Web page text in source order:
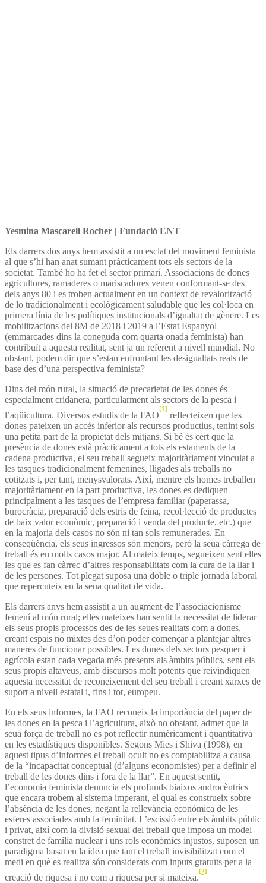
Yesmina Mascarell Rocher | Fundació ENT
Els darrers dos anys hem assistit a un esclat del moviment feminista
al que s’hi han anat sumant pràcticament tots els sectors de la
societat. També ho ha fet el sector primari. Associacions de dones
agricultores, ramaderes o mariscadores venen conformant-se des
dels anys 80 i es troben actualment en un context de revalorització
de lo tradicionalment i ecològicament saludable que les col·loca en
primera línia de les polítiques institucionals d’igualtat de gènere. Les
mobilitzacions del 8M de 2018 i 2019 a l’Estat Espanyol
(emmarcades dins la coneguda com quarta onada feminista) han
contribuït a aquesta realitat, sent ja un referent a nivell mundial. No
obstant, podem dir que s’estan enfrontant les desigualtats reals de
base des d’una perspectiva feminista?
Dins del món rural, la situació de precarietat de les dones és
especialment cridanera, particularment als sectors de la pesca i
l’aqüicultura. Diversos estudis de la FAO
[1]
reflecteixen que les
dones pateixen un accés inferior als recursos productius, tenint sols
una petita part de la propietat dels mitjans. Si bé és cert que la
presència de dones està pràcticament a tots els estaments de la
cadena productiva, el seu treball segueix majoritàriament vinculat a
les tasques tradicionalment femenines, lligades als treballs no
cotitzats i, per tant, menysvalorats. Així, mentre els homes treballen
majoritàriament en la part productiva, les dones es dediquen
principalment a les tasques de l’empresa familiar (paperassa,
burocràcia, preparació dels estris de feina, recol·lecció de productes
de baix valor econòmic, preparació i venda del producte, etc.) que
en la majoria dels casos no són ni tan sols remunerades. En
conseqüència, els seus ingressos són menors, però la seua càrrega de
treball és en molts casos major. Al mateix temps, segueixen sent elles
les que es fan càrrec d’altres responsabilitats com la cura de la llar i
de les persones. Tot plegat suposa una doble o triple jornada laboral
que repercuteix en la seua qualitat de vida.
Els darrers anys hem assistit a un augment de l’associacionisme
femení al món rural; elles mateixes han sentit la necessitat de liderar
els seus propis processos des de les seues realitats com a dones,
creant espais no mixtes des d’on poder començar a plantejar altres
maneres de funcionar possibles. Les dones dels sectors pesquer i
agrícola estan cada vegada més presents als àmbits públics, sent els
seus propis altaveus, amb discursos molt potents que reivindiquen
aquesta necessitat de reconeixement del seu treball i creant xarxes de
suport a nivell estatal i, fins i tot, europeu.
En els seus informes, la FAO reconeix la importància del paper de
les dones en la pesca i l’agricultura, això no obstant, admet que la
seua força de treball no es pot reflectir numèricament i quantitativa
en les estadístiques disponibles. Segons Mies i Shiva (1998), en
aquest tipus d’informes el treball ocult no es comptabilitza a causa
de la “incapacitat conceptual (d’alguns economistes) per a definir el
treball de les dones dins i fora de la llar”. En aquest sentit,
l’economia feminista denuncia els profunds biaixos androcèntrics
que encara trobem al sistema imperant, el qual es construeix sobre
l’absència de les dones, negant la rellevància econòmica de les
esferes associades amb la feminitat. L’escissió entre els àmbits públic
i privat, així com la divisió sexual del treball que imposa un model
constret de família nuclear i uns rols econòmics injustos, suposen un
paradigma basat en la idea que tant el treball invisibilitzat com el
medi en què es realitza són considerats com inputs gratuïts per a la
creació de riquesa i no com a riquesa per si mateixa.
[2]